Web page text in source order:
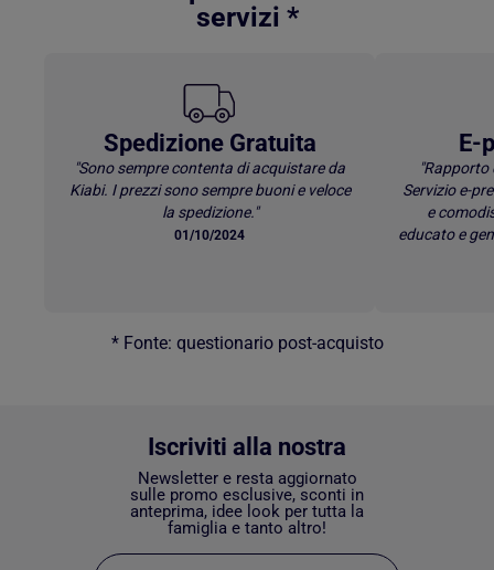
servizi *
Spedizione Gratuita
"Sono sempre contenta di acquistare da
Kiabi. I prezzi sono sempre buoni e veloce
la spedizione."
01/10/2024
E-
Servizio e-
e
educato e
* Fonte: questionario post-acquisto
Iscriviti alla nostra
Newsletter e resta aggiornato
sulle promo esclusive, sconti in
anteprima, idee look per tutta la
famiglia e tanto altro!